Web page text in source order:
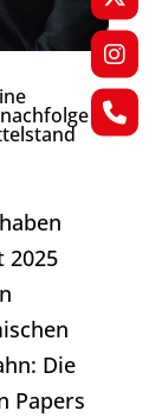
2025
Die
Papers